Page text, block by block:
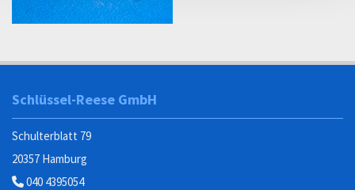
Schlüssel-Reese GmbH
Schulterblatt 79
20357 Hamburg
 040 4395054